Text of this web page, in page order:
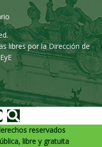
libres por la Dirección de
reservados
libre y gratuita